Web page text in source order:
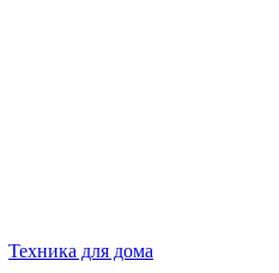
Техника для дома